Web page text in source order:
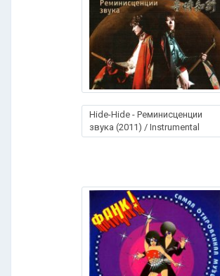
Hide-Hide - Реминисценции
звука (2011) / Instrumental